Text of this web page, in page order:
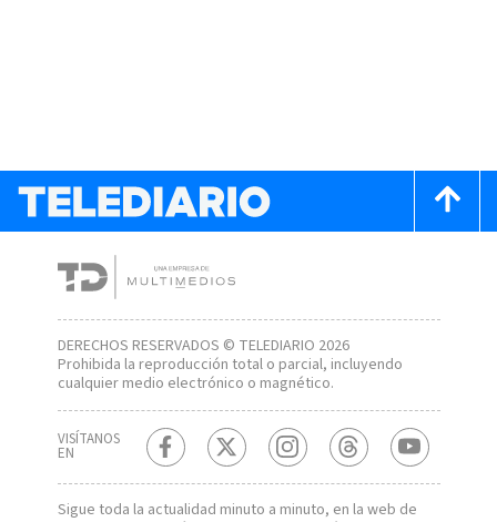
DERECHOS RESERVADOS © TELEDIARIO 2026
Prohibida la reproducción total o parcial, incluyendo
cualquier medio electrónico o magnético.
VISÍTANOS
EN
Sigue toda la actualidad minuto a minuto, en la web de